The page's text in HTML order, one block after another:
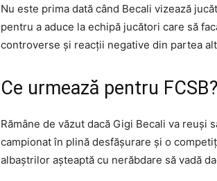
Nu este prima dată când Becali vizează
pentru a aduce la echipă jucători care să
controverse și reacții negative din partea
Ce urmează pentru FCSB?
Rămâne de văzut dacă Gigi Becali va
campionat în plină desfășurare și o
albaștrilor așteaptă cu nerăbdare să vadă